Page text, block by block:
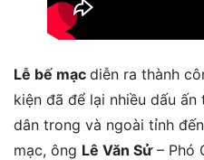
Lễ bế mạc diễn ra thành
kiện đã để lại nhiều dấu
dân trong và ngoài tỉnh
mạc, ông Lê Văn Sử– Phó